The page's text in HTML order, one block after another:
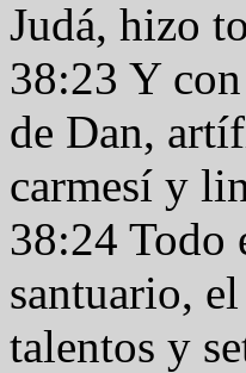
Judá, hizo
38:23 Y
de Dan,
carmesí y
38:24 Todo
santuario,
talentos y